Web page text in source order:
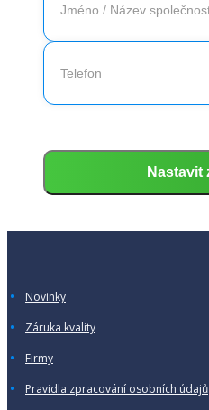
Novinky
Záruka kvality
Firmy
Pravidla zpracování osobních údajů